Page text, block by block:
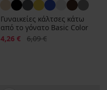
Γυναικείες κάλτσες κάτω
από το γόνατο Basic Color
Έκπτωση
4,26 € Αρχική τιμή
6,09 €